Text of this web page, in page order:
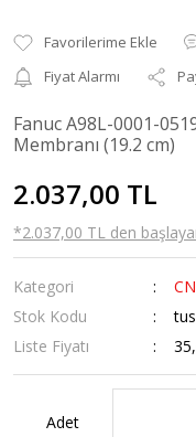
Fiyat Alarmı
Fanuc A98L-0001-
Membranı (19.2 cm)
2.037,00 TL
*2.037,00 TL den
Kategori
Stok Kodu
Liste Fiyatı
Adet